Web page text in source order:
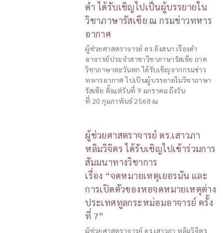
ดำ ได้รับเชิญไปเป็นผู้บรรยายใน
วิชาภาษารัสเซีย ณ กรมข่าวทหาร
อากาศ
ผู้ช่วยศาสตราจารย์ ดร.อังสนา เรืองดำ
อาจารย์ประจำสาขาวิชาภาษารัสเซีย ภาค
วิชาภาษาตะวันตก ได้รับเชิญจากกรมข่าว
ทหารอากาศ ไปเป็นผู้บรรยายในวิชาภาษา
รัสเซีย ตั้งแต่วันที่ 9 มกราคม ถึงวัน
ที่ 20 กุมภาพันธ์ 2568 ณ
ผู้ช่วยศาสตราจารย์ ดร.เสาวภา
หลิมวิจิตร ได้รับเชิญไปเข้าร่วมการ
สัมมนาทางวิชาการ
เรื่อง “จดหมายเหตุเยอรมัน และ
การเปิดตัวของหอจดหมายเหตุต่าง
ประเทศทูลกระหม่อมอาจารย์ ครั้ง
ที่ 7”
ผู้ช่วยศาสตราจารย์ ดร.เสาวภา หลิมวิจิตร